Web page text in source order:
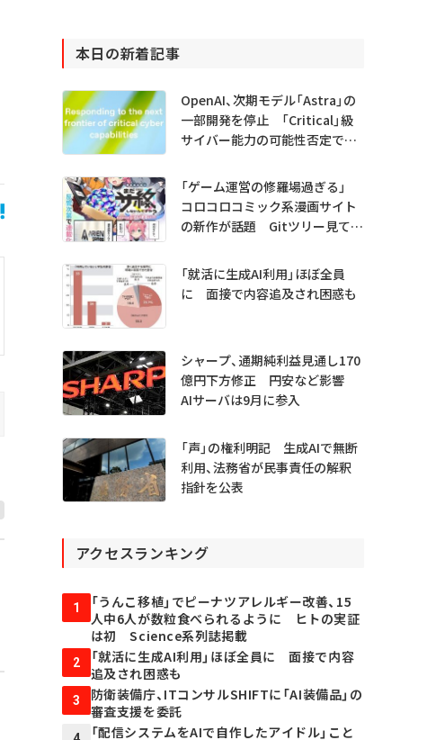
本日の新着記事
OpenAI、次期モデル「Astra」の
一部開発を停止 「Critical」級
サイバー能力の可能性否定でき
「ゲーム運営の修羅場過ぎる」
コロコロコミック系漫画サイト
の新作が話題 Gitツリー見てガ
「就活に生成AI利用」ほぼ全員
に 面接で内容追及され困惑も
シャープ、通期純利益見通し170
億円下方修正 円安など影響
AIサーバは9月に参入
「声」の権利明記 生成AIで無断
利用、法務省が民事責任の解釈
指針を公表
アクセスランキング
1
「うんこ移植」でピーナツアレルギー改善、15
人中6人が数粒食べられるように ヒトの実証
は初 Science系列誌掲載
2
「就活に生成AI利用」ほぼ全員に 面接で内容
追及され困惑も
3
防衛装備庁、ITコンサルSHIFTに「AI装備品」の
審査支援を委託
「配信システムをAIで自作したアイドル」こと